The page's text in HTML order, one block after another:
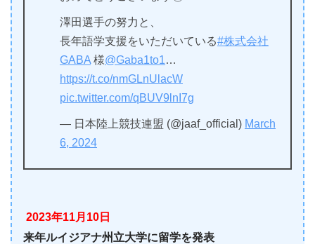
澤田選手の努力と、
長年語学支援をいただいている#株式会社
GABA 様@Gaba1to1…
https://t.co/nmGLnUlacW
pic.twitter.com/qBUV9lnI7g
— 日本陸上競技連盟 (@jaaf_official) March
6, 2024
2023年11月10日
来年ルイジアナ州立大学に留学を発表